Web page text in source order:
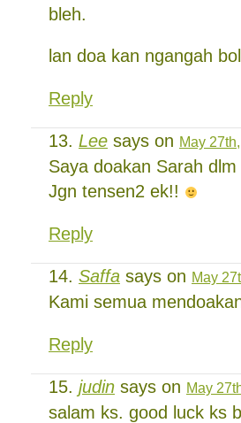
bleh.
lan doa kan ngangah
Reply
Lee says on May
Saya doakan Sarah
Jgn tensen2 ek!!
Reply
Saffa says on May
Kami semua
Reply
judin says on May
salam ks. good luck ks